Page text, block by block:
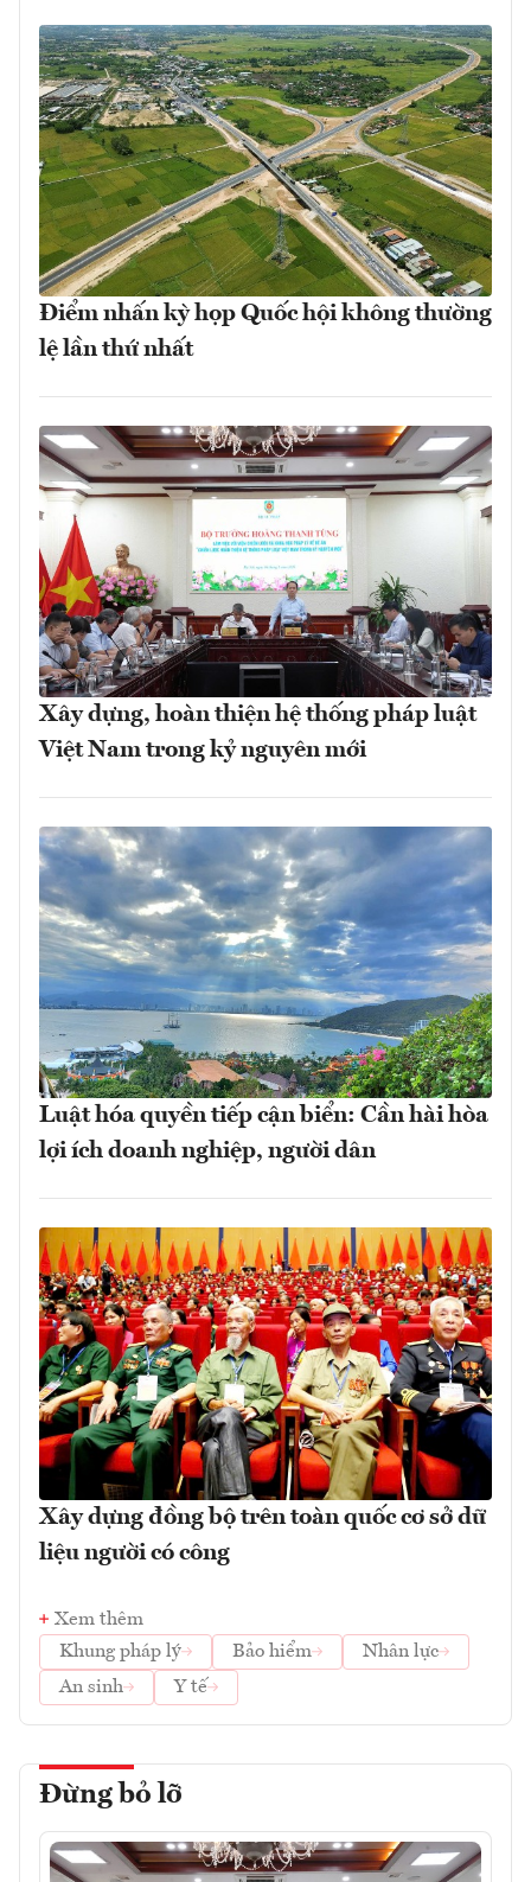
Điểm nhấn kỳ họp Quốc hội không thường
lệ lần thứ nhất
Xây dựng, hoàn thiện hệ thống pháp luật
Việt Nam trong kỷ nguyên mới
Luật hóa quyền tiếp cận biển: Cần hài hòa
lợi ích doanh nghiệp, người dân
Xây dựng đồng bộ trên toàn quốc cơ sở dữ
liệu người có công
Xem thêm
Khung pháp lý
Bảo hiểm
Nhân lực
An sinh
Y tế
Đừng bỏ lỡ